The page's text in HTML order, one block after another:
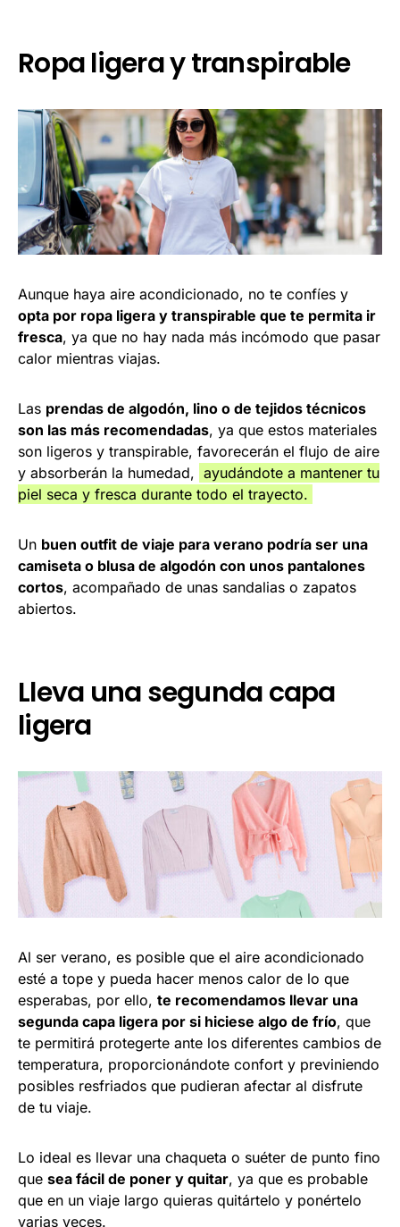
Ropa ligera y transpirable
Aunque haya aire acondicionado, no te confíes y
opta por ropa ligera y transpirable que te permita ir
fresca, ya que no hay nada más incómodo que pasar
calor mientras viajas.
Las prendas de algodón, lino o de tejidos técnicos
son las más recomendadas, ya que estos materiales
son ligeros y transpirable, favorecerán el flujo de aire
y absorberán la humedad, ayudándote a mantener tu
piel seca y fresca durante todo el trayecto.
Un buen outfit de viaje para verano podría ser una
camiseta o blusa de algodón con unos pantalones
cortos, acompañado de unas sandalias o zapatos
abiertos.
Lleva una segunda capa
ligera
Al ser verano, es posible que el aire acondicionado
esté a tope y pueda hacer menos calor de lo que
esperabas, por ello, te recomendamos llevar una
segunda capa ligera por si hiciese algo de frío, que
te permitirá protegerte ante los diferentes cambios de
temperatura, proporcionándote confort y previniendo
posibles resfriados que pudieran afectar al disfrute
de tu viaje.
Lo ideal es llevar una chaqueta o suéter de punto fino
que sea fácil de poner y quitar, ya que es probable
que en un viaje largo quieras quitártelo y ponértelo
varias veces.